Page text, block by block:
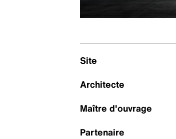
Site
Architecte
Maître d'ouvrage
Partenaire